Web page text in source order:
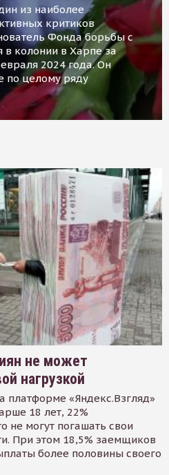
из наиболее
критиков
Фонда борьбы с
в колонии в Харпе за
2024 года. Он
по целому ряду
не может
нагрузкой
платформе «Яндекс.Взгляд»
18 лет, 22%
не могут погашать свои
При этом 18,5% заемщиков
более половины своего